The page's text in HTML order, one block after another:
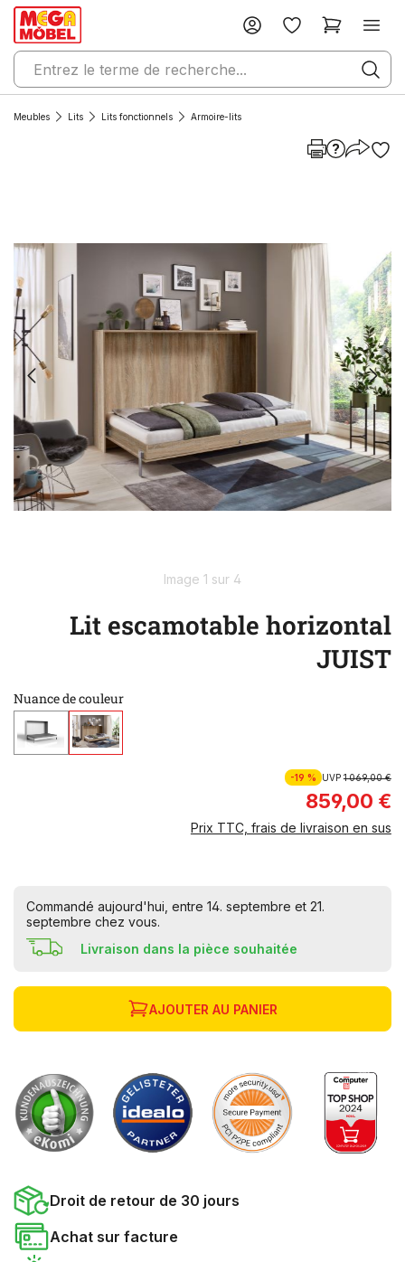
Meubles Lits Lits fonctionnels Armoire-lits
Image 1 sur 4
Lit escamotable horizontal
JUIST
Nuance de couleur
-19 % UVP1 069,00 €
859,00 €
Prix TTC, frais de livraison en sus
Commandé aujourd'hui, entre 14. septembre et 21.
septembre chez vous.
Livraison dans la pièce souhaitée
AJOUTER AU PANIER
Droit de retour de 30 jours
Achat sur facture